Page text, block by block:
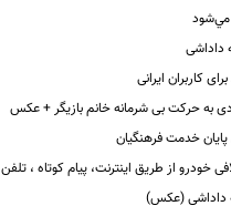
مي‌شود
داداشی
به حرکت بی شرمانه خانم بازیگر + عکس
خودرو از طریق اینترنت، پیام کوتاه ، تلفن
داداشی (عکس)